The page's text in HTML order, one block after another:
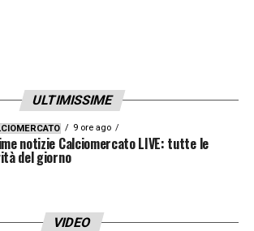
ULTIMISSIME
9 ore ago
notizie Calciomercato LIVE: tutte le
del giorno
VIDEO